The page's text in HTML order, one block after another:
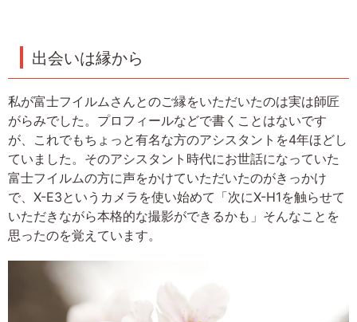
出会いは縁から
私が富士フイルムさんとのご縁をいただいたのは実は師匠
がらみでした。プロフィールなどで書くことはないです
が、これでもちょっと有名な方のアシスタントを4年ほどし
ていました。そのアシスタント時代にお世話になっていた
富士フイルムの方に声をかけていただいたのがきっかけ
で、X-E3というカメラを使い始めて「次にX-H1を触らせて
いただきながら本格的な撮影ができるかも」そんなことを
思ったのを覚えています。